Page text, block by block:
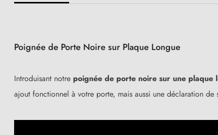
Poignée de Porte Noire sur Plaque Longue
Introduisant notre poignée de porte noire sur une plaque
ajout fonctionnel à votre porte, mais aussi une déclaration